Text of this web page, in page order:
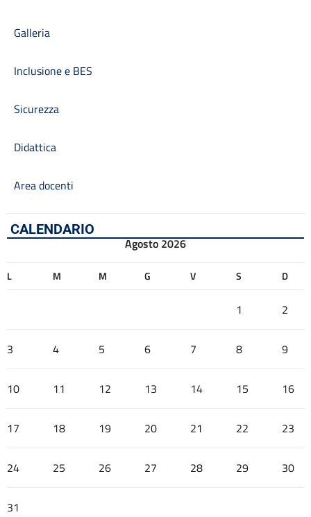
Galleria
Inclusione e BES
Sicurezza
Didattica
Area docenti
CALENDARIO
Agosto 2026
L M M G V S D
1 2
3 4 5 6 7 8 9
10 11 12 13 14 15 16
17 18 19 20 21 22 23
24 25 26 27 28 29 30
31